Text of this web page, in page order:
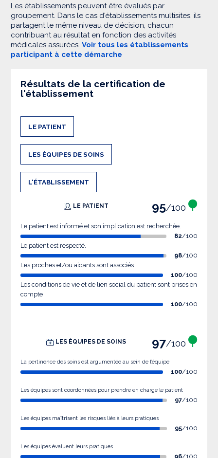
Les établissements peuvent être évalués par
groupement. Dans le cas d'établissements multisites, ils
partagent le même niveau de décision, chacun
contribuant au résultat en fonction des activités
médicales assurées. Voir tous les établissements
participant à cette démarche
Résultats de la certification de
l'établissement
LE PATIENT
LES ÉQUIPES DE SOINS
L'ÉTABLISSEMENT
LE PATIENT 95/100
Le patient est informé et son implication est recherchée.
82/100
Le patient est respecté.
98/100
Les proches et/ou aidants sont associés
100/100
Les conditions de vie et de lien social du patient sont prises en
compte
100/100
LES ÉQUIPES DE SOINS 97/100
La pertinence des soins est argumentée au sein de l’équipe
100/100
Les équipes sont coordonnées pour prendre en charge le patient
97/100
Les équipes maîtrisent les risques liés à leurs pratiques
95/100
Les équipes évaluent leurs pratiques
96/100